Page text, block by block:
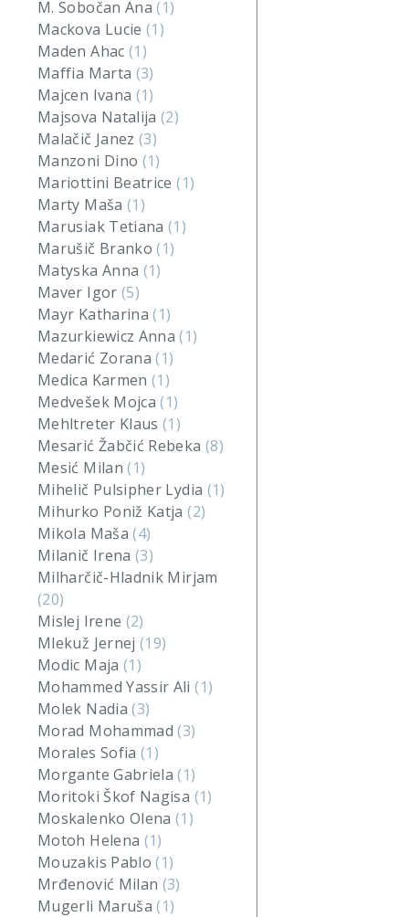
M. Sobočan Ana(1)
Mackova Lucie(1)
Maden Ahac (1)
Maffia Marta (3)
Majcen Ivana (1)
Majsova Natalija(2)
Malačič Janez(3)
Manzoni Dino (1)
Mariottini Beatrice(1)
Marty Maša (1)
Marusiak Tetiana(1)
Marušič Branko(1)
Matyska Anna (1)
Maver Igor (5)
Mayr Katharina(1)
Mazurkiewicz Anna(1)
Medarić Zorana(1)
Medica Karmen(1)
Medvešek Mojca(1)
Mehltreter Klaus(1)
Mesarić Žabčić Rebeka (8)
Mesić Milan(1)
Mihelič Pulsipher Lydia (1)
Mihurko Poniž Katja(2)
Mikola Maša(4)
Milanič Irena(3)
Milharčič-Hladnik Mirjam
(20)
Mislej Irene (2)
Mlekuž Jernej(19)
Modic Maja (1)
Mohammed Yassir Ali(1)
Molek Nadia(3)
Morad Mohammad(3)
Morales Sofia(1)
Morgante Gabriela(1)
Moritoki Škof Nagisa (1)
Moskalenko Olena(1)
Motoh Helena (1)
Mouzakis Pablo(1)
Mrđenović Milan (3)
Mugerli Maruša(1)